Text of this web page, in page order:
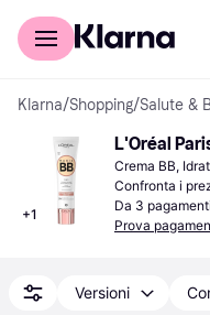
Per il tuo shopping
Klarna/Shopping/Salute &
+1
L'Oréal
Crema BB,
Confronta i
Da 3
Prova
Versioni